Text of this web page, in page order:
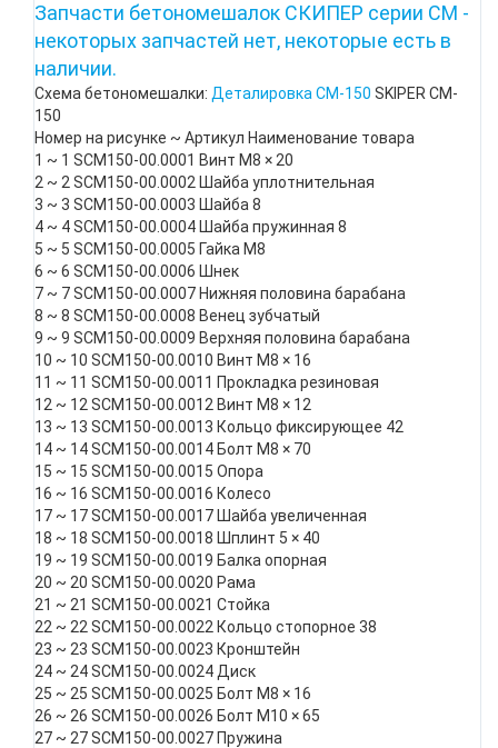
Запчасти бетономешалок СКИПЕР серии СМ -
некоторых запчастей нет, некоторые есть в
наличии.
Схема бетономешалки: Деталировка CM-150 SKIPER CM-
150
Номер на рисунке ~ Артикул Наименование товара
1 ~ 1 SCM150-00.0001 Винт М8 × 20
2 ~ 2 SCM150-00.0002 Шайба уплотнительная
3 ~ 3 SCM150-00.0003 Шайба 8
4 ~ 4 SCM150-00.0004 Шайба пружинная 8
5 ~ 5 SCM150-00.0005 Гайка М8
6 ~ 6 SCM150-00.0006 Шнек
7 ~ 7 SCM150-00.0007 Нижняя половина барабана
8 ~ 8 SCM150-00.0008 Венец зубчатый
9 ~ 9 SCM150-00.0009 Верхняя половина барабана
10 ~ 10 SCM150-00.0010 Винт М8 × 16
11 ~ 11 SCM150-00.0011 Прокладка резиновая
12 ~ 12 SCM150-00.0012 Винт М8 × 12
13 ~ 13 SCM150-00.0013 Кольцо фиксирующее 42
14 ~ 14 SCM150-00.0014 Болт М8 × 70
15 ~ 15 SCM150-00.0015 Опора
16 ~ 16 SCM150-00.0016 Колесо
17 ~ 17 SCM150-00.0017 Шайба увеличенная
18 ~ 18 SCM150-00.0018 Шплинт 5 × 40
19 ~ 19 SCM150-00.0019 Балка опорная
20 ~ 20 SCM150-00.0020 Рама
21 ~ 21 SCM150-00.0021 Стойка
22 ~ 22 SCM150-00.0022 Кольцо стопорное 38
23 ~ 23 SCM150-00.0023 Кронштейн
24 ~ 24 SCM150-00.0024 Диск
25 ~ 25 SCM150-00.0025 Болт М8 × 16
26 ~ 26 SCM150-00.0026 Болт М10 × 65
27 ~ 27 SCM150-00.0027 Пружина